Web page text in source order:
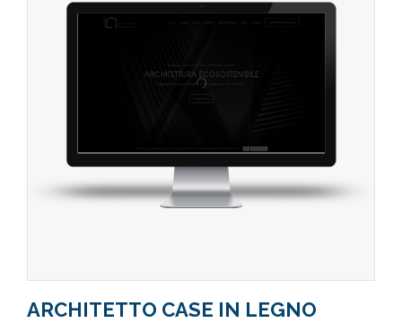
ARCHITETTO CASE IN LEGNO